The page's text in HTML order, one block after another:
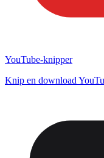
YouTube-knipper
Knip en download